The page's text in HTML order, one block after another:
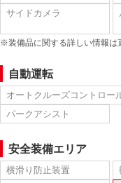
サイドカメラ
※装備品に関する詳しい情報は
自動運転
オートクルーズコントロー
パークアシスト
安全装備エリア
横滑り防止装置